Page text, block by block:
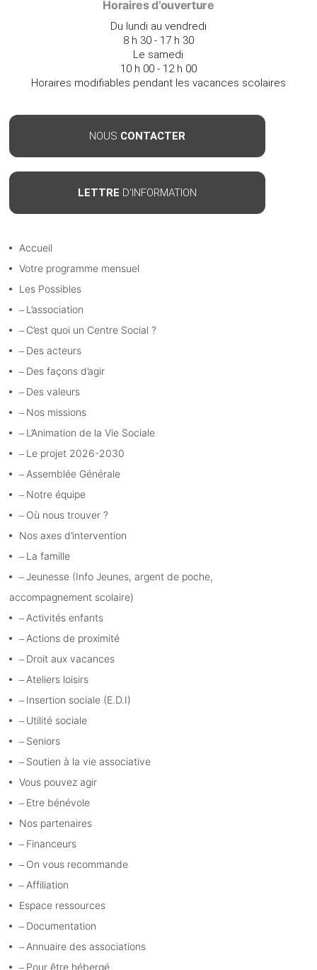
Horaires d’ouverture
Du lundi au vendredi
8 h 30 - 17 h 30
Le samedi
10 h 00 - 12 h 00
Horaires modifiables pendant les vacances scolaires
NOUS CONTACTER
LETTRE D'INFORMATION
Accueil
Votre programme mensuel
Les Possibles
L’association
C’est quoi un Centre Social ?
Des acteurs
Des façons d’agir
Des valeurs
Nos missions
L’Animation de la Vie Sociale
Le projet 2026-2030
Assemblée Générale
Notre équipe
Où nous trouver ?
Nos axes d’intervention
La famille
Jeunesse (Info Jeunes, argent de poche,
accompagnement scolaire)
Activités enfants
Actions de proximité
Droit aux vacances
Ateliers loisirs
Insertion sociale (E.D.I)
Utilité sociale
Seniors
Soutien à la vie associative
Vous pouvez agir
Etre bénévole
Nos partenaires
Financeurs
On vous recommande
Affiliation
Espace ressources
Documentation
Annuaire des associations
Pour être hébergé